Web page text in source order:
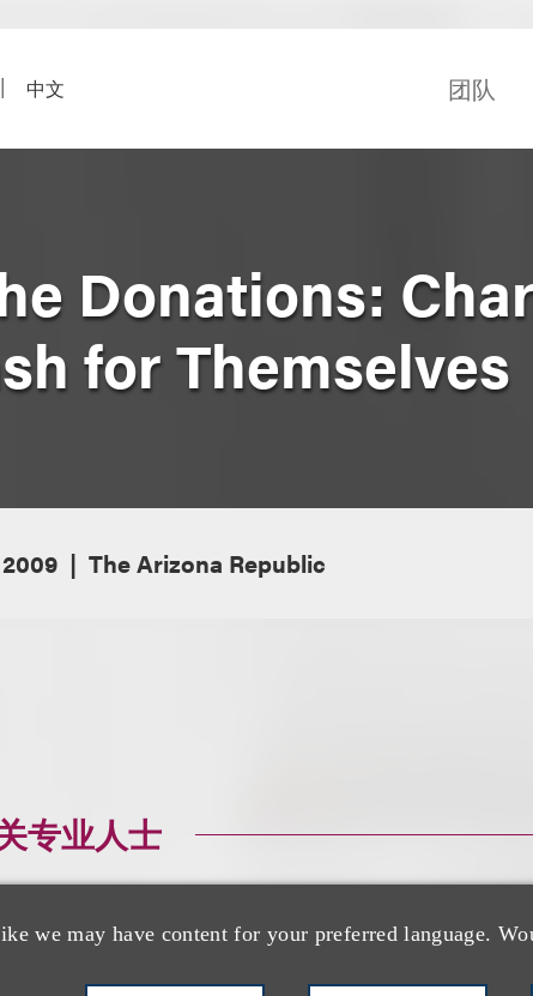
中文 团队
we may have content for your preferred language.
Donations:
for Themselves
The Arizona Republic
专业人士